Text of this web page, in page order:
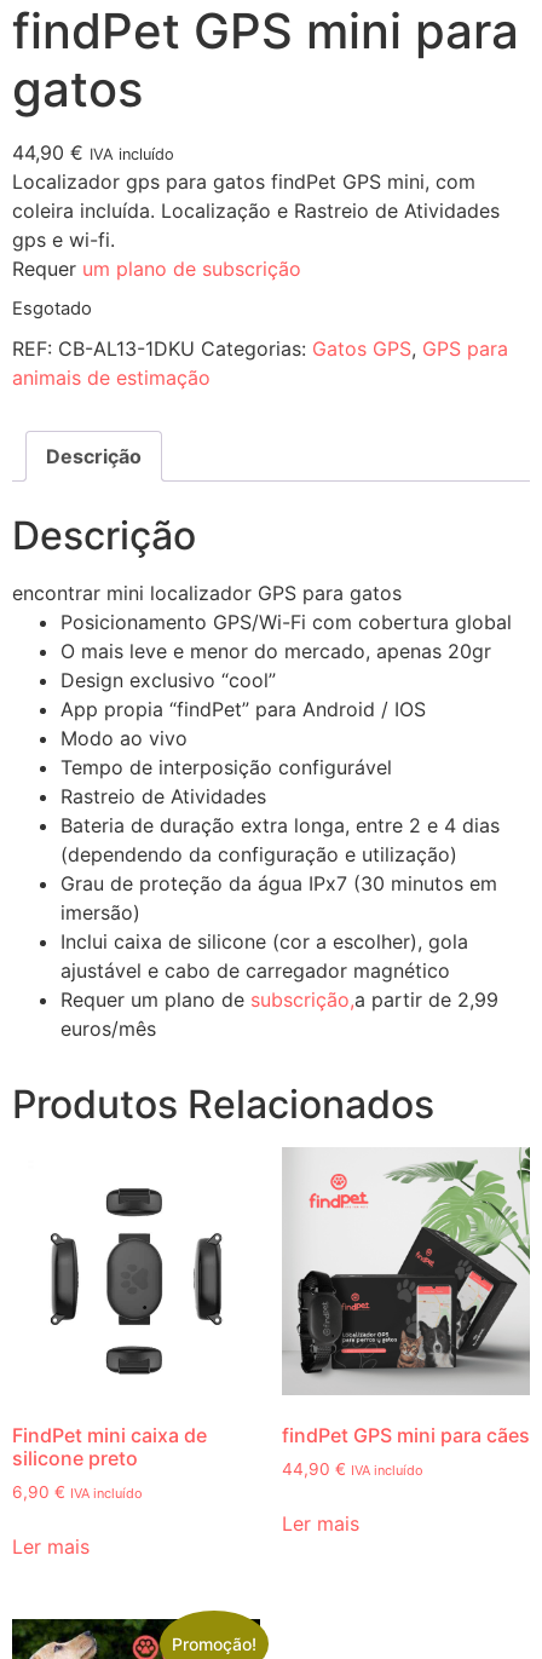
findPet GPS mini para
gatos
44,90 € IVA incluído
Localizador gps para gatos findPet GPS mini, com
coleira incluída. Localização e Rastreio de Atividades
gps e wi-fi.
Requer um plano de subscrição
Esgotado
REF: CB-AL13-1DKU Categorias: Gatos GPS, GPS para
animais de estimação
Descrição
Descrição
encontrar mini localizador GPS para gatos
Posicionamento GPS/Wi-Fi com cobertura global
O mais leve e menor do mercado, apenas 20gr
Design exclusivo “cool”
App propia “findPet” para Android / IOS
Modo ao vivo
Tempo de interposição configurável
Rastreio de Atividades
Bateria de duração extra longa, entre 2 e 4 dias
(dependendo da configuração e utilização)
Grau de proteção da água IPx7 (30 minutos em
imersão)
Inclui caixa de silicone (cor a escolher), gola
ajustável e cabo de carregador magnético
Requer um plano de subscrição,a partir de 2,99
euros/mês
Produtos Relacionados
FindPet mini caixa de
silicone preto
6,90 € IVA incluído
Ler mais
findPet GPS mini para cães
44,90 € IVA incluído
Ler mais
Promoção!